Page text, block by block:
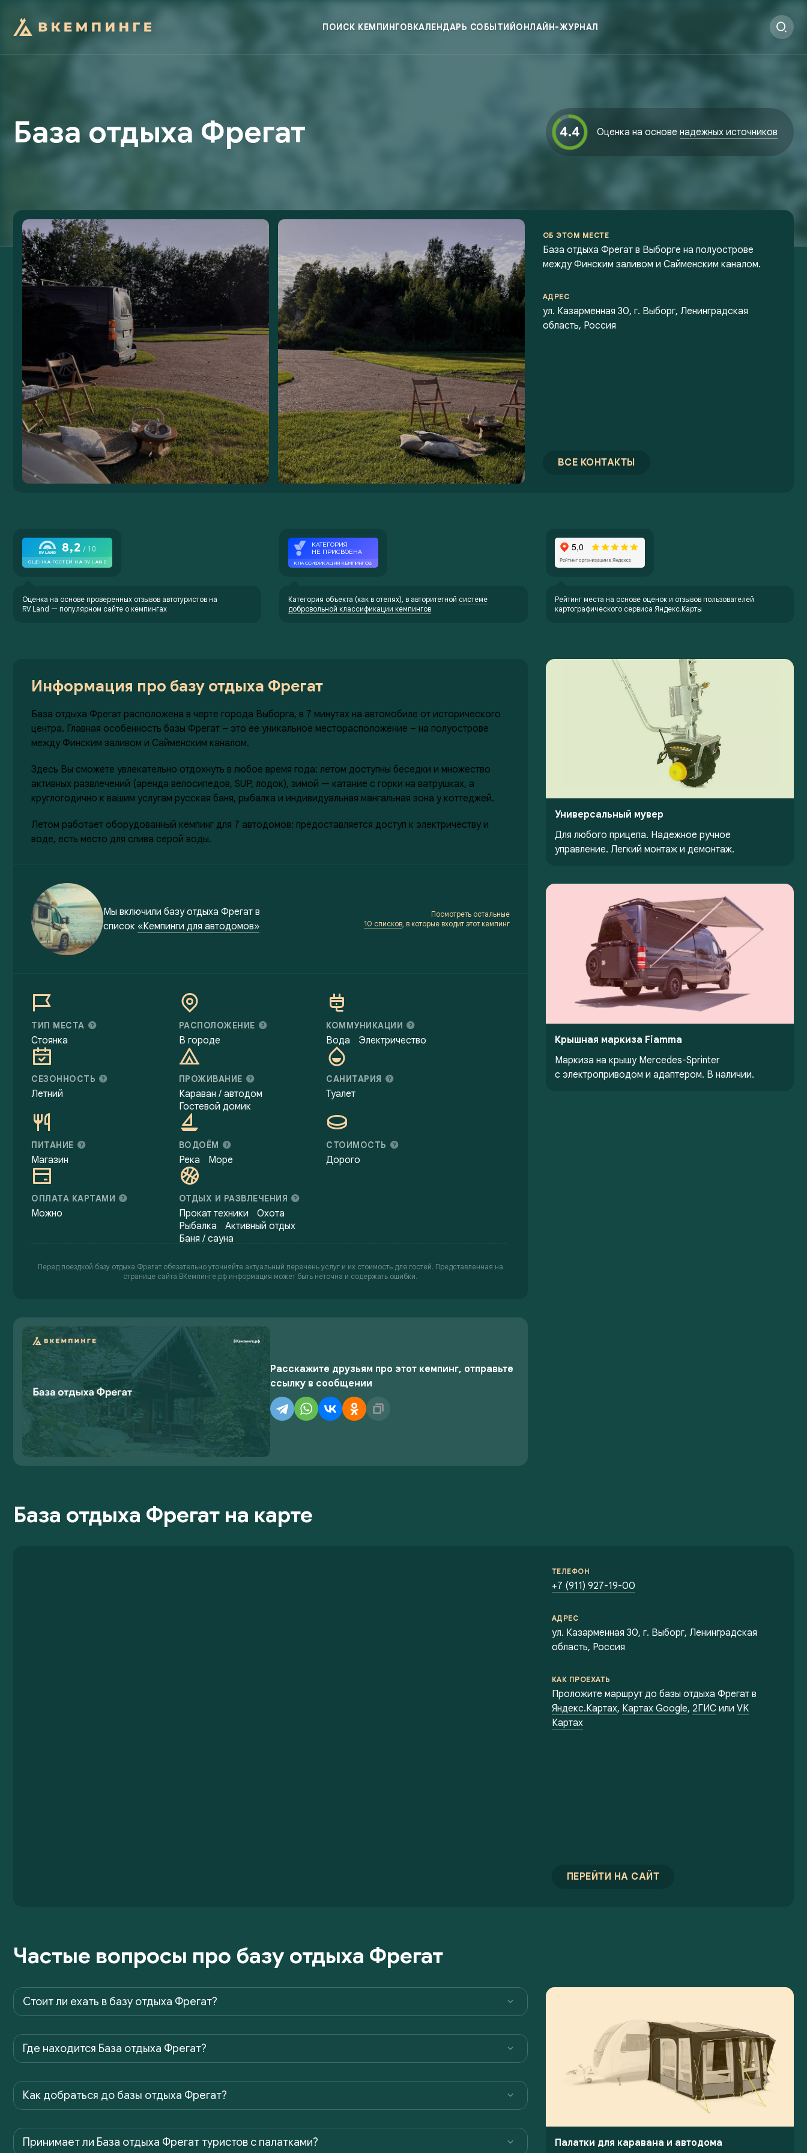
ПОИСК КЕМПИНГОВКАЛЕНДАРЬ СОБЫТИЙОНЛАЙН-ЖУРНАЛ
База отдыха Фрегат 4.4 Оценка на основе надежных источников
ОБ ЭТОМ МЕСТЕ
База отдыха Фрегат в Выборге на полуострове
между Финским заливом и Сайменским каналом.
АДРЕС
ул. Казарменная 30, г. Выборг, Ленинградская
область, Россия
ВСЕ КОНТАКТЫ
Оценка на основе проверенных отзывов автотуристов на
RV Land — популярном сайте о кемпингах
Категория объекта (как в отелях), в авторитетной системе
добровольной классификации кемпингов
Рейтинг места на основе оценок и отзывов пользователей
картографического сервиса Яндекс.Карты
Информация про базу отдыха Фрегат
База отдыха Фрегат расположена в черте города Выборга, в 7 минутах на автомобиле от исторического
центра. Главная особенность базы Фрегат – это ее уникальное месторасположение – на полуострове
между Финским заливом и Сайменским каналом.
Здесь Вы сможете увлекательно отдохнуть в любое время года: летом доступны беседки и множество
активных развлечений (аренда велосипедов, SUP, лодок), зимой — катание с горки на ватрушках, а
круглогодично к вашим услугам русская баня, рыбалка и индивидуальная мангальная зона у коттеджей.
Летом работает оборудованный кемпинг для 7 автодомов: предоставляется доступ к электричеству и
воде, есть место для слива серой воды.
Мы включили базу отдыха Фрегат в
список «Кемпинги для автодомов»
Посмотреть остальные
10 списков, в которые входит этот кемпинг
ТИП МЕСТА
Стоянка
РАСПОЛОЖЕНИЕ
В городе
КОММУНИКАЦИИ
Вода Электричество
СЕЗОННОСТЬ
Летний
ПРОЖИВАНИЕ
Караван / автодом
Гостевой домик
САНИТАРИЯ
Туалет
ПИТАНИЕ
Магазин
ВОДОЁМ
Река Море
СТОИМОСТЬ
Дорого
ОПЛАТА КАРТАМИ
Можно
ОТДЫХ И РАЗВЛЕЧЕНИЯ
Прокат техники
Охота
Рыбалка
Активный отдых
Баня / сауна
Перед поездкой базу отдыха Фрегат обязательно уточняйте актуальный перечень услуг и их стоимость для гостей. Представленная на
странице сайта ВКемпинге.рф информация может быть неточна и содержать ошибки.
Расскажите друзьям про этот кемпинг, отправьте
ссылку в сообщении
Универсальный мувер
Для любого прицепа. Надежное ручное
управление. Легкий монтаж и демонтаж.
Крышная маркиза Fiamma
Маркиза на крышу Mercedes-Sprinter
с электроприводом и адаптером. В наличии.
База отдыха Фрегат на карте
ТЕЛЕФОН
+7 (911) 927-19-00
АДРЕС
ул. Казарменная 30, г. Выборг, Ленинградская
область, Россия
КАК ПРОЕХАТЬ
Проложите маршрут до базы отдыха Фрегат в
Яндекс.Картах, Картах Google, 2ГИСили VK
Картах
ПЕРЕЙТИ НА САЙТ
Частые вопросы про базу отдыха Фрегат
Cтоит ли ехать в базу отдыха Фрегат?
Где находится База отдыха Фрегат?
Как добраться до базы отдыха Фрегат?
Принимает ли База отдыха Фрегат туристов с палатками? Палатки для каравана и автодома